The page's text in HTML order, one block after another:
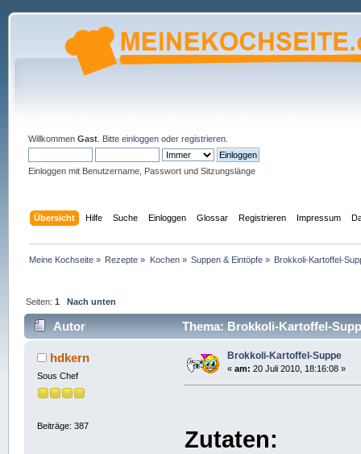
Willkommen Gast. Bitte einloggenoder registrieren.
Einloggen mit Benutzername, Passwort und Sitzungslänge
Übersicht Hilfe Suche Einloggen Glossar Registrieren Impressum
Meine Kochseite » Rezepte » Kochen» Suppen & Eintöpfe » Brokkoli-Kartoffel-
Seiten:1 Nach unten
Autor Thema: Brokkoli-Kartoffel-
hdkern
Sous Chef
Beiträge: 387
Brokkoli-Kartoffel-Suppe
« am: 20 Juli 2010, 18:16:08 »
Zutaten: